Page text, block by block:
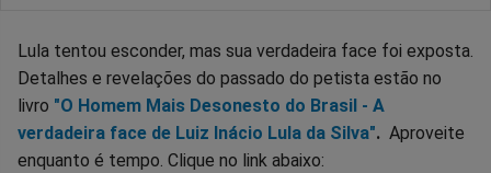
Lula tentou esconder, mas sua verdadeira face foi exposta.
Detalhes e revelações do passado do petista estão no
livro "O Homem Mais Desonesto do Brasil - A
verdadeira face de Luiz Inácio Lula da Silva". Aproveite
enquanto é tempo. Clique no link abaixo: